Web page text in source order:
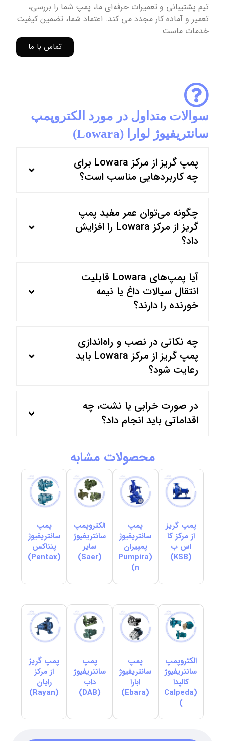
تیم پشتیبانی و تعمیرات حرفه‌ای ما، پمپ شما را بررسی،
تعمیر و آماده کار مجدد می کند. اعتماد شما، تضمین کیفیت
خدمات ماست.
تماس با ما
سوالات متداول در مورد الکتروپمپ
سانتریفیوژ لوارا (Lowara)
پمپ گریز از مرکز Lowara برای
چه کاربردهایی مناسب است؟
چگونه می‌توان عمر مفید پمپ
گریز از مرکز Lowara را افزایش
داد؟
آیا پمپ‌های Lowara قابلیت
انتقال سیالات داغ یا نیمه
خورنده را دارند؟
چه نکاتی در نصب و راه‌اندازی
پمپ گریز از مرکز Lowara باید
رعایت شود؟
در صورت خرابی یا نشت، چه
اقداماتی باید انجام داد؟
محصولات مشابه
پمپ گریز
از مرکز کا
اس ب
(KSB)
پمپ
سانتریفیوژ
پمپیران
(Pumpira
n)
الکتروپمپ
سانتریفیوژ
سایر
(Saer)
پمپ
سانتریفیوژ
پنتاکس
(Pentax)
الکتروپمپ
سانتریفیوژ
کالپدا
(Calpeda
)
پمپ
سانتریفیوژ
ابارا
(Ebara)
پمپ
سانتریفیوژ
داب
(DAB)
پمپ گریز
از مرکز
رایان
(Rayan)